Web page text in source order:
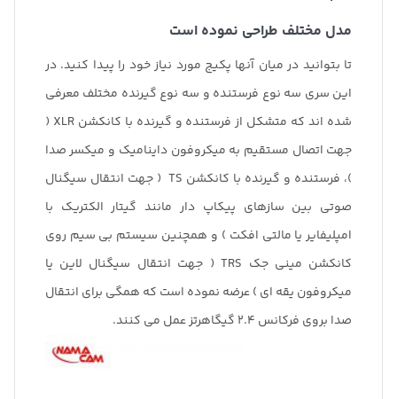
مدل مختلف طراحی نموده است
تا بتوانید در میان آنها پکیج مورد نیاز خود را پیدا کنید. در
این سری سه نوع فرستنده و سه نوع گیرنده مختلف معرفی
شده اند که متشکل از فرستنده و گیرنده با کانکشن XLR (
جهت اتصال مستقیم به میکروفون داینامیک و میکسر صدا
)، فرستنده و گیرنده با کانکشن TS ( جهت انتقال سیگنال
صوتی بین سازهای پیکاپ دار مانند گیتار الکتریک با
امپلیفایر یا مالتی افکت ) و همچنین سیستم بی سیم روی
کانکشن مینی جک TRS ( جهت انتقال سیگنال لاین یا
میکروفون یقه ای ) عرضه نموده است که همگی برای انتقال
صدا بروی فرکانس ۲.۴ گیگاهرتز عمل می کنند.